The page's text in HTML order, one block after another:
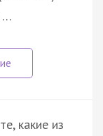
…
какие из